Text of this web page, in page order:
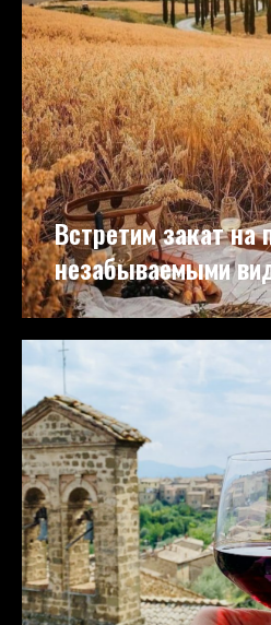
Встретим закат на
незабываемыми